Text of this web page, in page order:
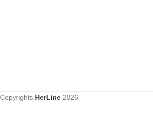
Copyrights HerLine 2026